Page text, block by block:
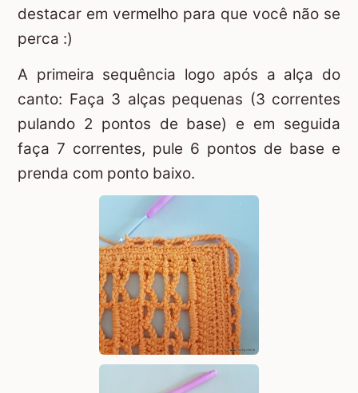
destacar em vermelho para que você não se
perca :)
A primeira sequência logo após a alça do
canto: Faça 3 alças pequenas (3 correntes
pulando 2 pontos de base) e em seguida
faça 7 correntes, pule 6 pontos de base e
prenda com ponto baixo.